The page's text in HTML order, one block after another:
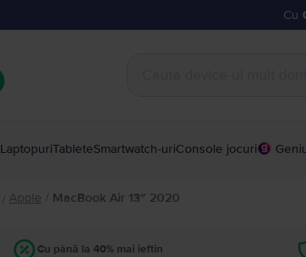
Cu
LaptopuriTableteSmartwatch-uriConsole jocuri
/ Apple / MacBook Air 13″ 2020
Cu până la 40% mai ieftin